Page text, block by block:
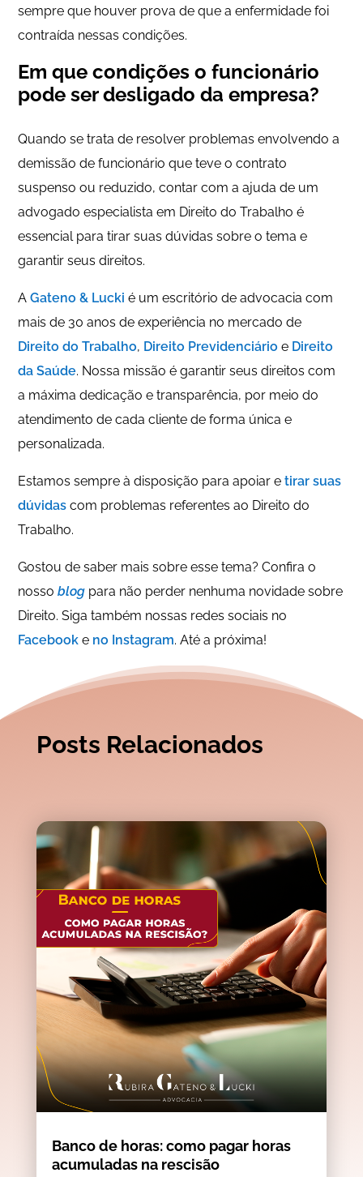
sempre que houver prova de que a enfermidade foi
contraída nessas condições.
Em que condições o funcionário
pode ser desligado da empresa?
Quando se trata de resolver problemas envolvendo a
demissão de funcionário que teve o contrato
suspenso ou reduzido, contar com a ajuda de um
advogado especialista em Direito do Trabalho é
essencial para tirar suas dúvidas sobre o tema e
garantir seus direitos.
A Gateno & Lucki é um escritório de advocacia com
mais de 30 anos de experiência no mercado de
Direito do Trabalho, Direito Previdenciário e Direito
da Saúde. Nossa missão é garantir seus direitos com
a máxima dedicação e transparência, por meio do
atendimento de cada cliente de forma única e
personalizada.
Estamos sempre à disposição para apoiar e tirar suas
dúvidas com problemas referentes ao Direito do
Trabalho.
Gostou de saber mais sobre esse tema? Confira o
nosso blog para não perder nenhuma novidade sobre
Direito. Siga também nossas redes sociais no
Facebook e no Instagram. Até a próxima!
Posts Relacionados
Banco de horas: como pagar horas
acumuladas na rescisão